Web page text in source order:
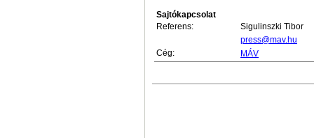
Sajtókapcsolat
Referens:
Sigulinszki Tibor
press@mav.hu
Cég:
MÁV